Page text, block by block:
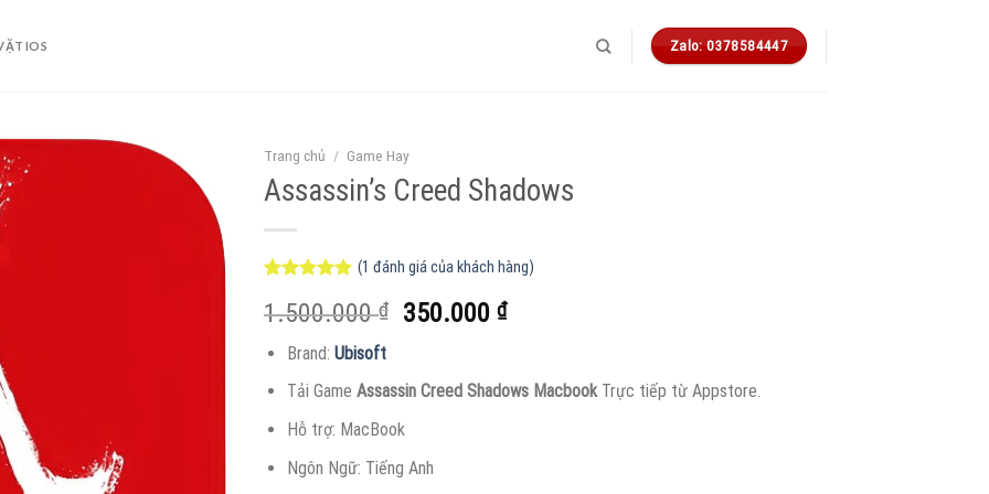
IOS Zalo: 0378584447
Trang chủ / Game Hay
Assassin’s Creed Shadows
dựa trên
(1 đánh giá của khách hàng)
1.500.000₫
Giá
1.500.000 ₫.
350.000₫Giá
là:
Brand: Ubisoft
Tải Game Assassin Creed Shadows Macbook Trực tiếp từ Appstore.
Hỗ trợ: MacBook
Ngôn Ngữ: Tiếng Anh